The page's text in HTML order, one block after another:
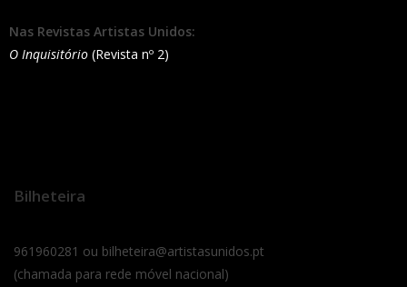
Nas Revistas Artistas Unidos:
O Inquisitório (Revista nº 2)
Bilheteira
961960281 ou bilheteira@artistasunidos.pt
(chamada para rede móvel nacional)